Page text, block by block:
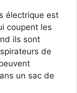
électrique est
coupent les
ils sont
de
un sac de